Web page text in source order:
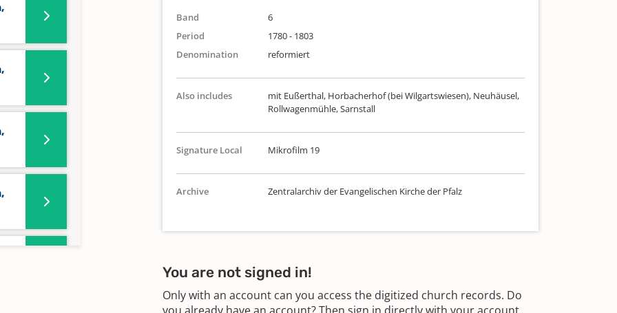
Band
6
Period
1780 - 1803
Denomination
reformiert
Also includes
mit Eußerthal, Horbacherhof (bei Wilgartswiesen), Neuhäusel,
Rollwagenmühle, Sarnstall
Signature Local Mikrofilm 19
Archive Zentralarchiv der Evangelischen Kirche der Pfalz
You are not signed in!
Only with an account can you access the digitized church records. Do